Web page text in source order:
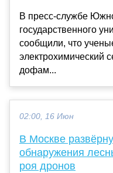
В пресс-службе
государственного
сообщили, что
электрохимический
дофам...
02:00, 16 Июн
В Москве
обнаружения
роя дронов